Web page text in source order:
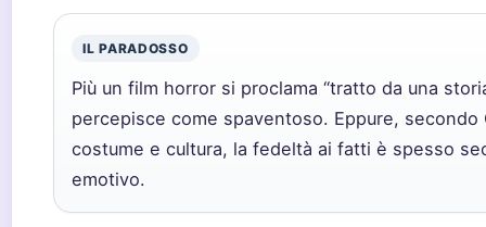
IL PARADOSSO
Più un film horror si proclama “tratto da una
percepisce come spaventoso. Eppure,
costume e cultura, la fedeltà ai fatti è spesso
emotivo.